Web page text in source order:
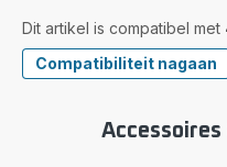
Dit artikel is compatibel met
Compatibiliteit nagaan